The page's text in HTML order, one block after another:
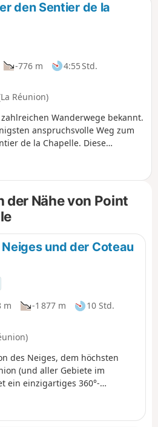
den Sentier de la
-776 m
4:55 Std.
Réunion)
Wanderwege bekannt.
anspruchsvolle Weg zum
de la Chapelle. Diese
auf das Kar de Cilaos.
endemische Pflanzen
Vegetationstypen beobachten.
Einblick in die Sklaverei mit
dem heutigen Camp Marron.
der Nähe von Point
und der Coteau
m -1 877 m
10 Std.
des Neiges, dem höchsten
(und aller Gebiete im
ein einzigartiges 360°-
vorschlagen.